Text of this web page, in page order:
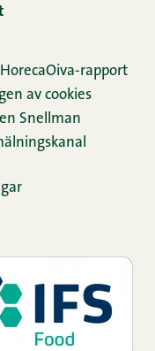
HorecaOiva-rapport
av cookies
Snellman